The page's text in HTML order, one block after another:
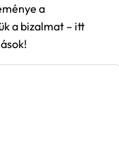
a
a bizalmat – itt